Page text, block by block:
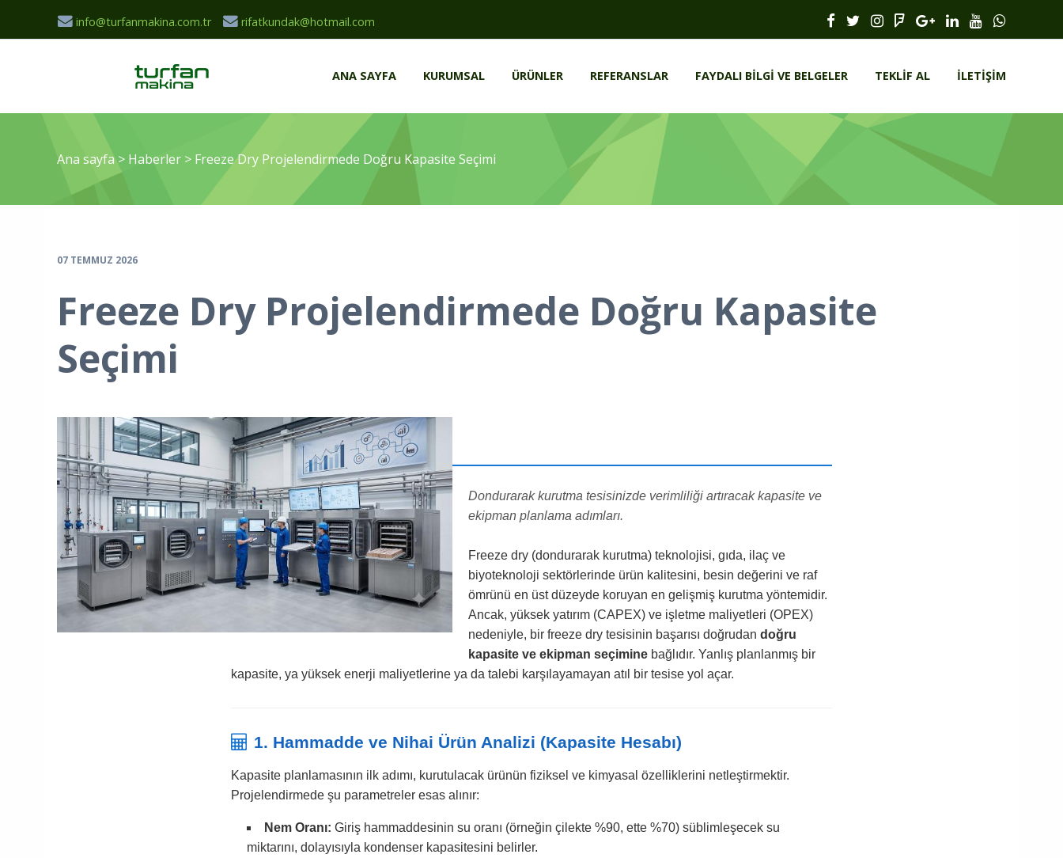
info@turfanmakina.com.tr rifatkundak@hotmail.com
ANA SAYFA KURUMSAL ÜRÜNLER REFERANSLAR FAYDALI BILGI VE BELGELER TEKLIF AL İLETIŞIM
Ana sayfa > Haberler > Freeze Dry Projelendirmede Doğru Kapasite Seçimi
07 TEMMUZ 2026
Freeze Dry Projelendirmede Doğru Kapasite
Seçimi
Dondurarak kurutma tesisinizde verimliliği artıracak kapasite ve
ekipman planlama adımları.
Freeze dry (dondurarak kurutma) teknolojisi, gıda, ilaç ve
biyoteknoloji sektörlerinde ürün kalitesini, besin değerini ve raf
ömrünü en üst düzeyde koruyan en gelişmiş kurutma yöntemidir.
Ancak, yüksek yatırım (CAPEX) ve işletme maliyetleri (OPEX)
nedeniyle, bir freeze dry tesisinin başarısı doğrudan doğru
kapasite ve ekipman seçimine bağlıdır. Yanlış planlanmış bir
kapasite, ya yüksek enerji maliyetlerine ya da talebi karşılayamayan atıl bir tesise yol açar.
1. Hammadde ve Nihai Ürün Analizi (Kapasite Hesabı)
Kapasite planlamasının ilk adımı, kurutulacak ürünün fiziksel ve kimyasal özelliklerini netleştirmektir.
Projelendirmede şu parametreler esas alınır:
Nem Oranı: Giriş hammaddesinin su oranı (örneğin çilekte %90, ette %70) süblimleşecek su
miktarını, dolayısıyla kondenser kapasitesini belirler.